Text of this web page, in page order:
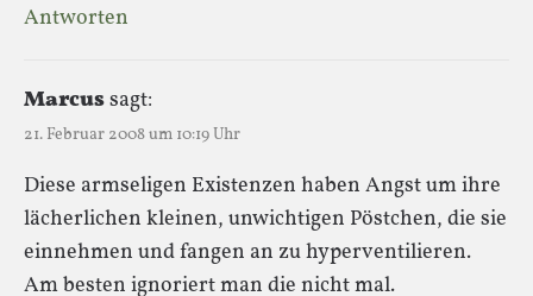
Antworten
Marcussagt:
21. Februar 2008 um 10:19 Uhr
Diese armseligen Existenzen haben Angst um ihre
lächerlichen kleinen, unwichtigen Pöstchen, die sie
einnehmen und fangen an zu hyperventilieren.
Am besten ignoriert man die nicht mal.